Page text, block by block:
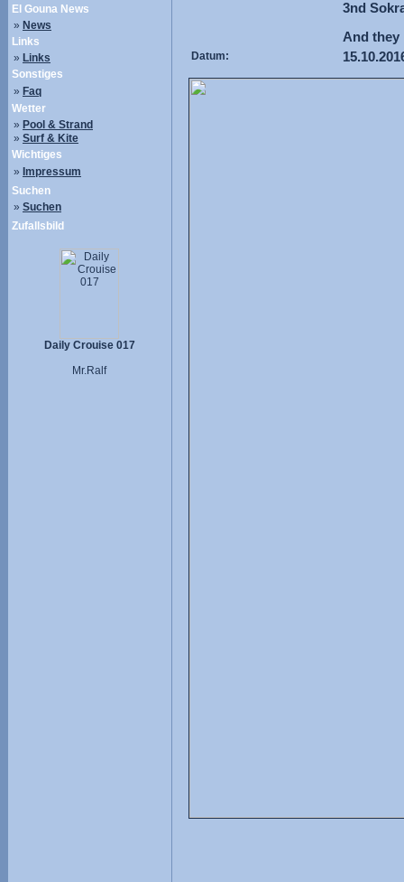
El Gouna News
» News
Links
» Links
Sonstiges
» Faq
Wetter
» Pool & Strand
» Surf & Kite
Wichtiges
» Impressum
Suchen
» Suchen
Zufallsbild
Daily Crouise 017
Mr.Ralf
3nd
And they
Datum: